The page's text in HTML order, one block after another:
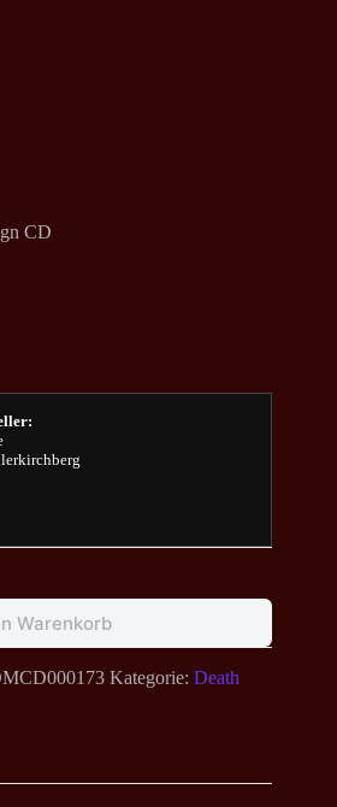
CD
Warenkorb
Kategorie: Death